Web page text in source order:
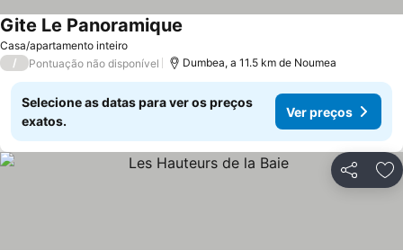
Casa/apartamento inteiro
Gite Le Panoramique
/ Pontuação não disponível Dumbea, a 11.5 km de Noumea
Selecione as datas para ver os preços
exatos.
Ver preços
Partilhar